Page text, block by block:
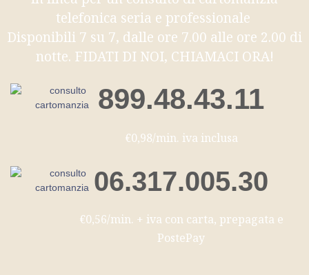
telefonica seria e professionale
Disponibili 7 su 7, dalle ore 7.00 alle ore 2.00 di
notte. FIDATI DI NOI, CHIAMACI ORA!
899.48.43.11
€0,98/min. iva inclusa
06.317.005.30
€0,56/min. + iva con carta, prepagata e
PostePay